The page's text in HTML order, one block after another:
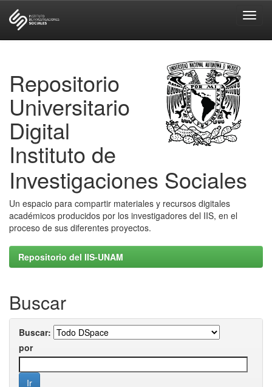
Repositorio
Universitario
Digital
Instituto de
Investigaciones Sociales
Un espacio para compartir materiales y recursos digitales
académicos producidos por los investigadores del IIS, en el
proceso de sus diferentes proyectos.
Repositorio del IIS-UNAM
Buscar
Buscar:
por